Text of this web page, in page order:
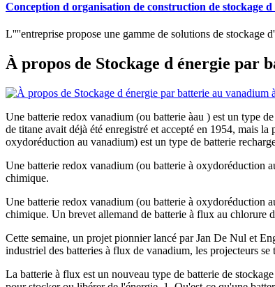
Conception d organisation de construction de stockage d
L''''entreprise propose une gamme de solutions de stockage
À propos de Stockage d énergie par
Une batterie redox vanadium (ou batterie àau ) est un type
de titane avait déjà été enregistré et accepté en 1954, mais
oxydoréduction au vanadium) est un type de batterie
Une batterie redox vanadium (ou batterie à oxydoréduction
chimique.
Une batterie redox vanadium (ou batterie à oxydoréduction
chimique. Un brevet allemand de batterie à flux au chlorure
Cette semaine, un projet pionnier lancé par Jan De Nul et
industriel des batteries à flux de vanadium, les projecteurs se
La batterie à flux est un nouveau type de batterie de